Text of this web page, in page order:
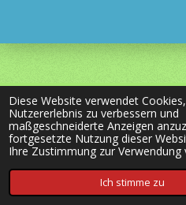
Diese Website verwendet
Nutzererlebnis zu verbessern und
maßgeschneiderte Anzeigen
fortgesetzte Nutzung dieser
Ihre Zustimmung zur Verwendung
Ich stimme zu
© 2020 - 2026 most-wanted-
Mit Unterstützung von Webador
Telefon